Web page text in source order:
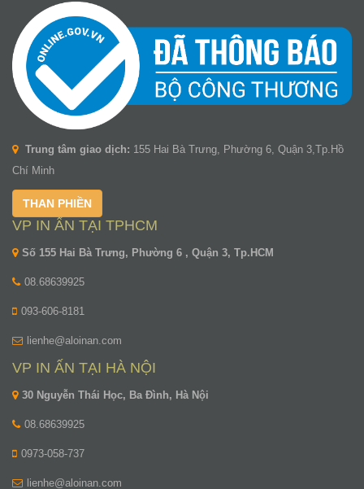
Trung tâm giao dịch: 155 Hai Bà Trưng, Phường 6, Quận 3,Tp.Hồ
Chí Minh
THAN PHIỀN
VP IN ẤN TẠI TPHCM
Số 155 Hai Bà Trưng, Phường 6 , Quận 3, Tp.HCM
08.68639925
093-606-8181
lienhe@aloinan.com
VP IN ẤN TẠI HÀ NỘI
30 Nguyễn Thái Học, Ba Đình, Hà Nội
08.68639925
0973-058-737
lienhe@aloinan.com